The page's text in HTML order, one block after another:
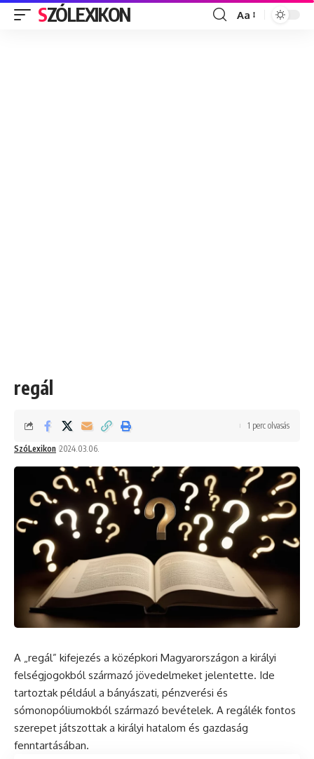
SZÓLEXIKON
Font
Aa
regál
SzóLexikon 2024.03.06.
1 perc olvasás
A „regál” kifejezés a középkori Magyarországon a királyi
felségjogokból származó jövedelmeket jelentette. Ide
tartoztak például a bányászati, pénzverési és
sómonopóliumokból származó bevételek. A regálék fontos
szerepet játszottak a királyi hatalom és gazdaság
fenntartásában.